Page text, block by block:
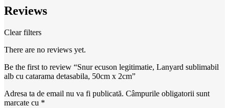
Reviews
Clear filters
There are no reviews yet.
Be the first to review “Snur ecuson legitimatie, Lanyard sublimabil
alb cu catarama detasabila, 50cm x 2cm”
Adresa ta de email nu va fi publicată. Câmpurile obligatorii sunt
marcate cu *